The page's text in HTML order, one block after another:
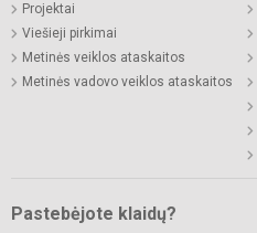
Projektai
Viešieji pirkimai
Metinės veiklos ataskaitos
Metinės vadovo veiklos ataskaitos
Pastebėjote klaidų?